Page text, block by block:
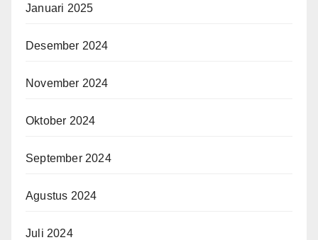
Januari 2025
Desember 2024
November 2024
Oktober 2024
September 2024
Agustus 2024
Juli 2024